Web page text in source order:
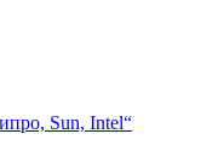
Sun, Intel“